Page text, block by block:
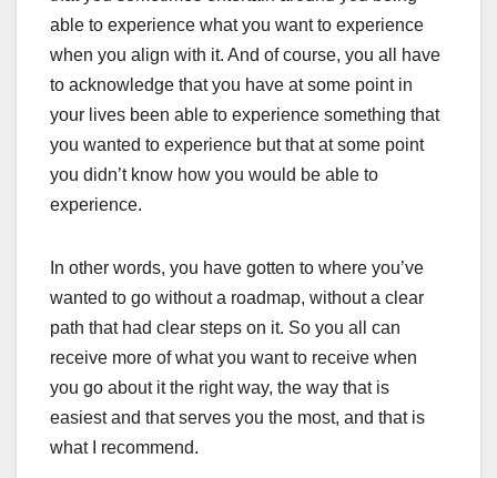
able to experience what you want to experience
when you align with it. And of course, you all have
to acknowledge that you have at some point in
your lives been able to experience something that
you wanted to experience but that at some point
you didn’t know how you would be able to
experience.
In other words, you have gotten to where you’ve
wanted to go without a roadmap, without a clear
path that had clear steps on it. So you all can
receive more of what you want to receive when
you go about it the right way, the way that is
easiest and that serves you the most, and that is
what I recommend.